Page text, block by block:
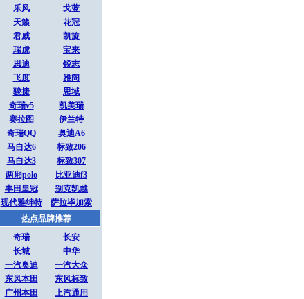
乐风
戈蓝
天籁
花冠
君威
凯旋
瑞虎
宝来
思迪
锐志
飞度
雅阁
骏捷
思域
奇瑞v5
凯美瑞
赛拉图
伊兰特
奇瑞QQ
奥迪A6
马自达6
标致206
马自达3
标致307
两厢polo
比亚迪f3
丰田皇冠
别克凯越
现代雅绅特
萨拉毕加索
热点品牌推荐
奇瑞
长安
长城
中华
一汽奥迪
一汽大众
东风本田
东风标致
广州本田
上汽通用